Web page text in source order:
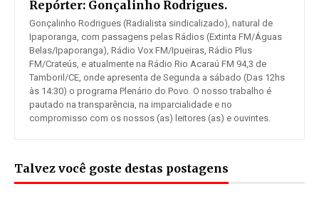
Repórter: Gonçalinho Rodrigues.
Gonçalinho Rodrigues (Radialista sindicalizado), natural de
Ipaporanga, com passagens pelas Rádios (Extinta FM/Águas
Belas/Ipaporanga), Rádio Vox FM/Ipueiras, Rádio Plus
FM/Crateús, e atualmente na Rádio Rio Acaraú FM 94,3 de
Tamboril/CE, onde apresenta de Segunda a sábado (Das 12hs
às 14:30) o programa Plenário do Povo. O nosso trabalho é
pautado na transparência, na imparcialidade e no
compromisso com os nossos (as) leitores (as) e ouvintes.
Talvez você goste destas postagens